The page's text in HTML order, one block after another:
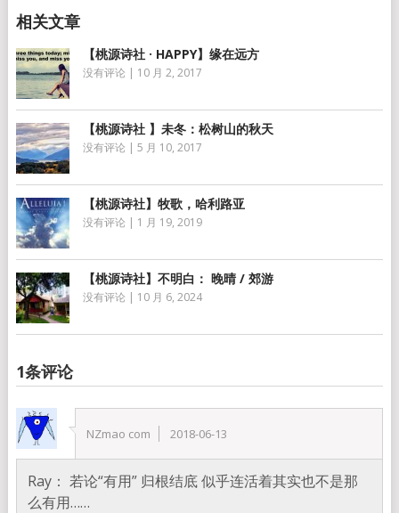
【桃源诗社 · HAPPY】缘在远方
没有评论 | 10 月 2, 2017
【桃源诗社 】未冬：松树山的秋天
没有评论 | 5 月 10, 2017
【桃源诗社】牧歌，哈利路亚
没有评论 | 1 月 19, 2019
【桃源诗社】不明白： 晚晴 / 郊游
没有评论 | 10 月 6, 2024
1条评论
NZmao com 2018-06-13
Ray： 若论“有用” 归根结底 似乎连活着其实也不是那
么有用……